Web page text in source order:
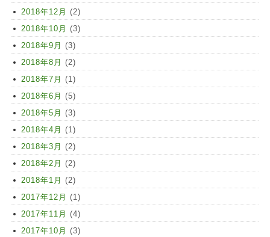
2018年12月 (2)
2018年10月 (3)
2018年9月 (3)
2018年8月 (2)
2018年7月 (1)
2018年6月 (5)
2018年5月 (3)
2018年4月 (1)
2018年3月 (2)
2018年2月 (2)
2018年1月 (2)
2017年12月 (1)
2017年11月 (4)
2017年10月 (3)